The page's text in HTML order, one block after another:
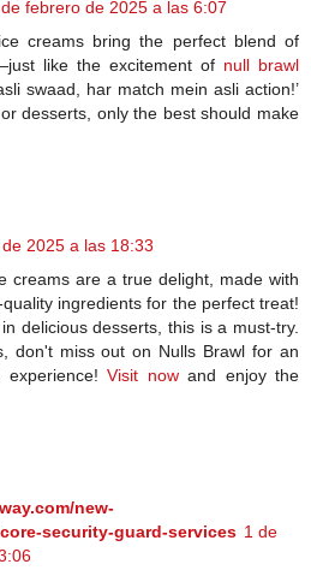
febrero de 2025 a las 6:07
creams bring the perfect blend of
like the excitement of null brawl
swaad, har match mein asli action!’
desserts, only the best should make
2025 a las 18:33
creams are a true delight, made with
ingredients for the perfect treat!
delicious desserts, this is a must-try.
don't miss out on Nulls Brawl for an
Visit nowand enjoy the
new-
security-guard-services 1 de